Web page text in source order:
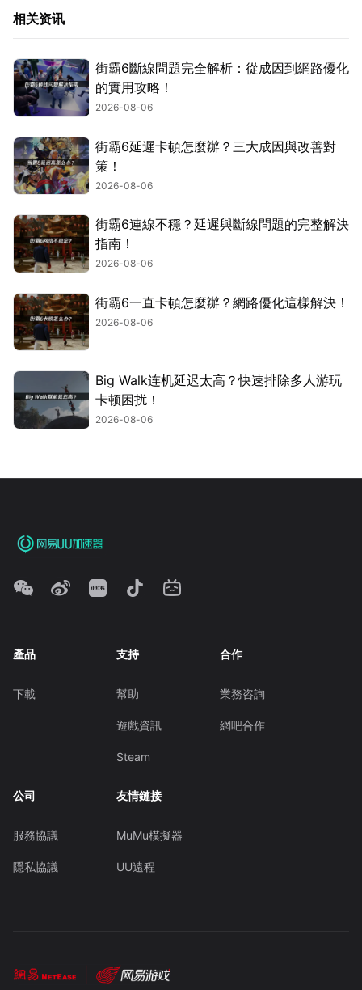
相关资讯
街霸6斷線問題完全解析：從成因到網路優化
的實用攻略！
2026-08-06
街霸6延遲卡頓怎麼辦？三大成因與改善對
策！
2026-08-06
街霸6連線不穩？延遲與斷線問題的完整解決
指南！
2026-08-06
街霸6一直卡頓怎麼辦？網路優化這樣解決！
2026-08-06
Big Walk连机延迟太高？快速排除多人游玩
卡顿困扰！
2026-08-06
產品
下載
支持
幫助
遊戲資訊
Steam
合作
業務咨詢
網吧合作
公司
服務協議
隱私協議
友情鏈接
MuMu模擬器
UU遠程